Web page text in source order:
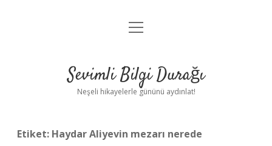
Anasayfa
Yasal Uyarı
menüyü
Sevimli Bilgi Durağı
Neşeli hikayelerle gününü aydınlat!
Etiket: Haydar Aliyevin mezarı nerede